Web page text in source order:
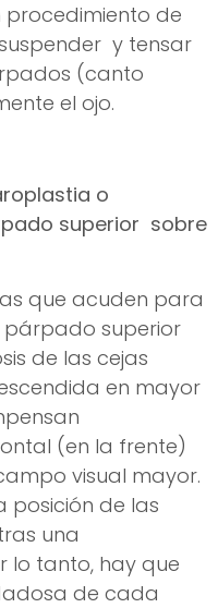
de
y tensar
(canto
el ojo.
o
superior sobre
que acuden para
superior
de las cejas
en mayor
(en la frente)
visual mayor.
posición de las
una
lo tanto, hay que
de cada